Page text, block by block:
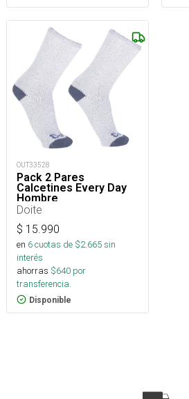
OUT33528
Pack 2 Pares
Calcetines Every Day
Hombre
Doite
$ 15.990
en 6cuotas de $2.665sin
interés
ahorras $640 por
transferencia.
Disponible